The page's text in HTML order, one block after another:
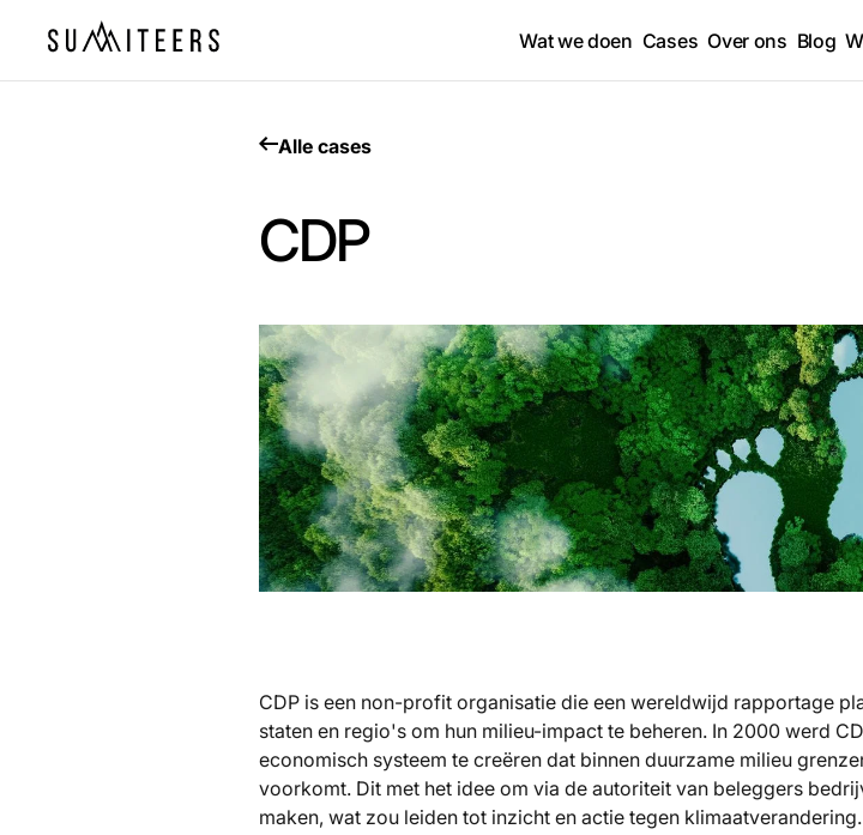
Wat we doen Cases Over ons Blog
Alle cases
CDP
CDP is een non-profit organisatie die een wereldwijd rapportage
staten en regio's om hun milieu-impact te beheren. In 2000 werd
economisch systeem te creëren dat binnen duurzame milieu
voorkomt. Dit met het idee om via de autoriteit van beleggers
maken, wat zou leiden tot inzicht en actie tegen